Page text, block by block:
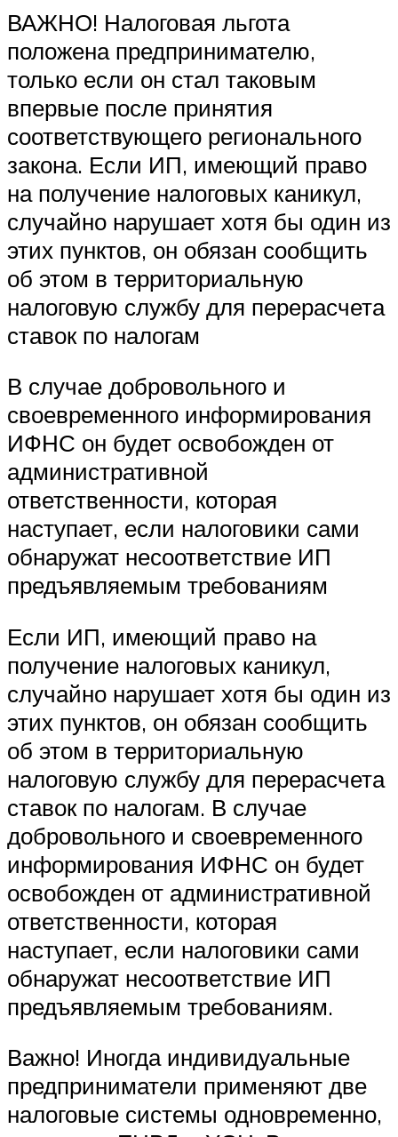
ВАЖНО! Налоговая льгота
положена предпринимателю,
только если он стал таковым
впервые после принятия
соответствующего регионального
закона. Если ИП, имеющий право
на получение налоговых каникул,
случайно нарушает хотя бы один из
этих пунктов, он обязан сообщить
об этом в территориальную
налоговую службу для перерасчета
ставок по налогам
В случае добровольного и
своевременного информирования
ИФНС он будет освобожден от
административной
ответственности, которая
наступает, если налоговики сами
обнаружат несоответствие ИП
предъявляемым требованиям
Если ИП, имеющий право на
получение налоговых каникул,
случайно нарушает хотя бы один из
этих пунктов, он обязан сообщить
об этом в территориальную
налоговую службу для перерасчета
ставок по налогам. В случае
добровольного и своевременного
информирования ИФНС он будет
освобожден от административной
ответственности, которая
наступает, если налоговики сами
обнаружат несоответствие ИП
предъявляемым требованиям.
Важно! Иногда индивидуальные
предприниматели применяют две
налоговые системы одновременно,